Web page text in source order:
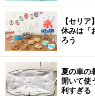
学校や会社から配布さ
表、イベントのチラシ
分承知ですが、それを
活感が丸出しになっ
る場所にプリントがな
【セリ
休みは「
ろう
夏の車の
開いて使
利すぎる